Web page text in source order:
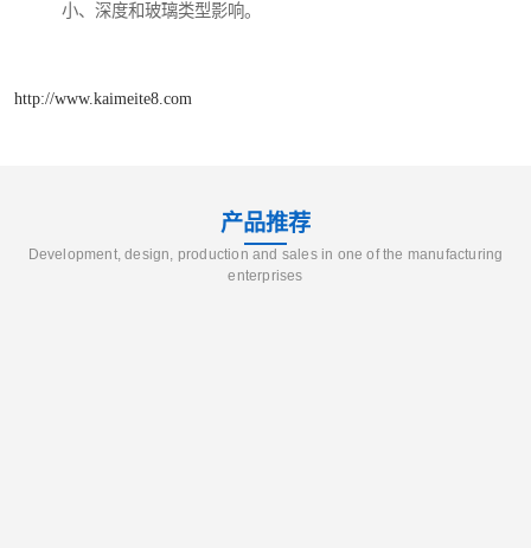
小、深度和玻璃类型影响。
http://www.kaimeite8.com
产品推荐
Development, design, production and sales in one of the manufacturing
enterprises